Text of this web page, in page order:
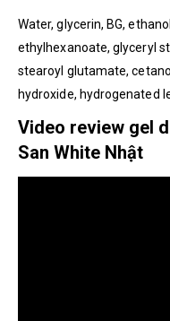
Water, glycerin, BG,
ethylhexanoate, glyceryl
stearoyl glutamate,
hydroxide, hydrogenated
Video review gel
San White Nhật